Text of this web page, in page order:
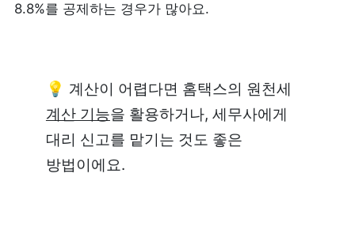
8.8%를 공제하는 경우가 많아요.
계산 기능을 활용하거나, 세무사에게
대리 신고를 맡기는 것도 좋은
방법이에요.